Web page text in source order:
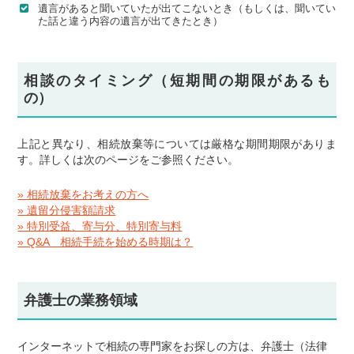
遺言があると聞いていたが出てこないとき（もしくは、聞いてい
た話と違う内容の遺言が出てきたとき）
相談のタイミング（短期間の期限があるも
の）
上記と異なり、相続放棄等については厳格な期間期限がありま
す。詳しくは次のページをご参照ください。
» 相続放棄をお考えの方へ
» 遺留分侵害額請求
» 特別受益、寄与分、特別寄与料
» Q&A 相続手続を始める時期は？
弁護士の業務領域
インターネットで相続の専門家をお探しの方は、弁護士（法律